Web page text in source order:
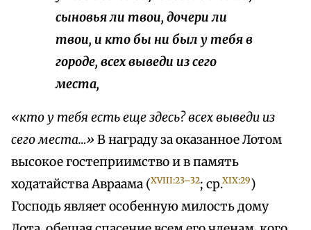
сыновья ли твои, дочери ли
твои, и кто бы ни был у тебя в
городе, всех выведи из сего
места,
«кто у тебя есть еще здесь? всех выведи из
сего места…» В награду за оказанное Лотом
высокое гостеприимство и в память
ходатайства Авраама (XVIII:23–32; ср.XIX:29)
Господь являет особенную милость дому